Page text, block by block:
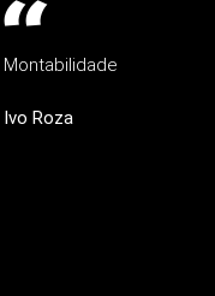
Montabilidade
Ivo Roza